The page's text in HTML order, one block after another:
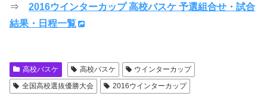
⇒ 2016ウインターカップ 高校バスケ 予選組合せ・試合
結果・日程一覧
高校バスケ 高校バスケ
ウインターカップ
全国高校選抜優勝大会
2016ウインターカップ